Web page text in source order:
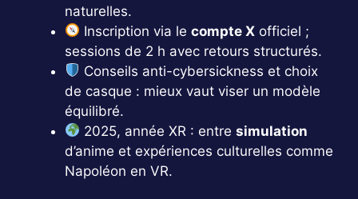
naturelles.
Inscription via lecompte X officiel ;
sessions de 2 h avec retours structurés.
Conseils anti-cybersickness et choix
de casque : mieux vaut viser un modèle
équilibré.
2025, année XR : entresimulation
d’anime et expériences culturelles comme
Napoléon en VR.